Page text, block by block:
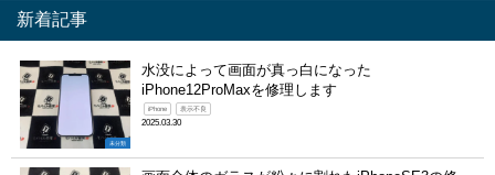
新着記事
未分類
水没によって画面が真っ白になった
iPhone12ProMaxを修理します
iPhone 表示不良
2025.03.30